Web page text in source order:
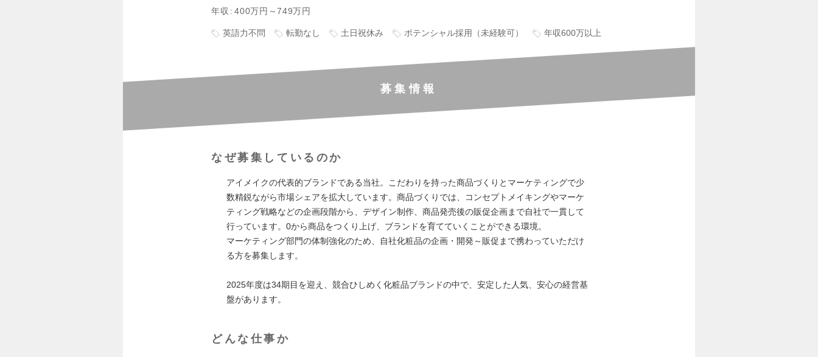
年収 400万円～749万円
英語力不問 転勤なし 土日祝休み ポテンシャル採用（未経験可） 年収600万以上
募集情報
なぜ募集しているのか
アイメイクの代表的ブランドである当社。こだわりを持った商品づくりとマーケティングで少
数精鋭ながら市場シェアを拡大しています。商品づくりでは、コンセプトメイキングやマーケ
ティング戦略などの企画段階から、デザイン制作、商品発売後の販促企画まで自社で一貫して
行っています。0から商品をつくり上げ、ブランドを育てていくことができる環境。
マーケティング部門の体制強化のため、自社化粧品の企画・開発～販促まで携わっていただけ
る方を募集します。
2025年度は34期目を迎え、競合ひしめく化粧品ブランドの中で、安定した人気、安心の経営基
盤があります。
どんな仕事か